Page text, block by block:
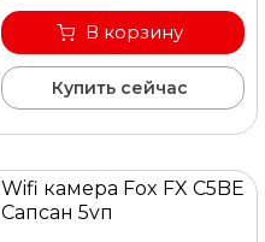
В корзину
Купить сейчас
Wifi камера Fox FX C5BE
Сапсан 5vп